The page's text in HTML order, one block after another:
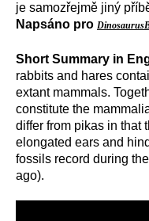
je samozřejmě jiný
Napsáno pro
Short Summary in
rabbits and hares
extant mammals.
constitute the
differ from pikas in that
elongated ears and
fossils record during
ago).